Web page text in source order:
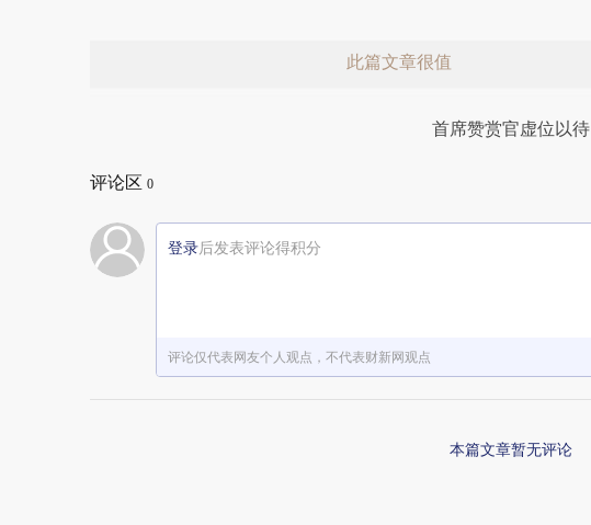
此篇文章很值
首席赞赏官虚位以待
评论区 0
登录后发表评论得积分
评论仅代表网友个人观点，不代表财新网观点
本篇文章暂无评论